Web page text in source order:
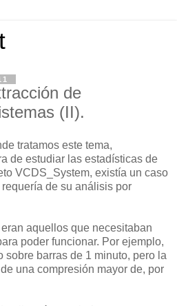
de
(II).
tratamos este tema,
de estudiar las estadísticas de
VCDS_System, existía un caso
de su análisis por
aquellos que necesitaban
poder funcionar. Por ejemplo,
sobre barras de 1 minuto, pero la
una compresión mayor de, por